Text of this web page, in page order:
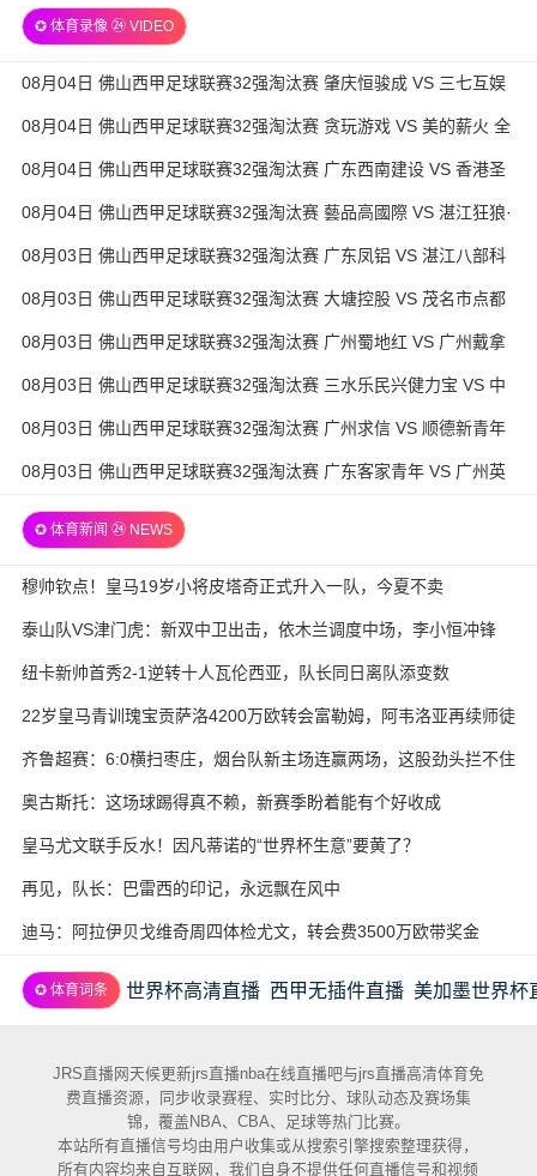
✪ 体育录像 ㉔ VIDEO
08月04日 佛山西甲足球联赛32强淘汰赛 肇庆恒骏成 VS 三七互娱
全场录像
08月04日 佛山西甲足球联赛32强淘汰赛 贪玩游戏 VS 美的薪火 全
场录像
08月04日 佛山西甲足球联赛32强淘汰赛 广东西南建设 VS 香港圣
徒 全场录像
08月04日 佛山西甲足球联赛32强淘汰赛 藝品高國際 VS 湛江狂狼·
粵辉能源 全场录像
08月03日 佛山西甲足球联赛32强淘汰赛 广东凤铝 VS 湛江八部科
技 全场录像
08月03日 佛山西甲足球联赛32强淘汰赛 大塘控股 VS 茂名市点都
得 全场录像
08月03日 佛山西甲足球联赛32强淘汰赛 广州蜀地红 VS 广州戴拿
模 全场录像
08月03日 佛山西甲足球联赛32强淘汰赛 三水乐民兴健力宝 VS 中
国澳门澳科精英 全场录像
08月03日 佛山西甲足球联赛32强淘汰赛 广州求信 VS 顺德新青年
全场录像
08月03日 佛山西甲足球联赛32强淘汰赛 广东客家青年 VS 广州英
✪ 体育新闻 ㉔ NEWS
穆帅钦点！皇马19岁小将皮塔奇正式升入一队，今夏不卖
泰山队VS津门虎：新双中卫出击，依木兰调度中场，李小恒冲锋
纽卡新帅首秀2-1逆转十人瓦伦西亚，队长同日离队添变数
22岁皇马青训瑰宝贡萨洛4200万欧转会富勒姆，阿韦洛亚再续师徒
缘
齐鲁超赛：6:0横扫枣庄，烟台队新主场连赢两场，这股劲头拦不住
奥古斯托：这场球踢得真不赖，新赛季盼着能有个好收成
皇马尤文联手反水！因凡蒂诺的“世界杯生意”要黄了？
再见，队长：巴雷西的印记，永远飘在风中
迪马：阿拉伊贝戈维奇周四体检尤文，转会费3500万欧带奖金
✪ 体育词条 世界杯高清直播 西甲无插件直播 美加墨世界杯
JRS直播网天候更新jrs直播nba在线直播吧与jrs直播高清体育免
费直播资源，同步收录赛程、实时比分、球队动态及赛场集
锦，覆盖NBA、CBA、足球等热门比赛。
本站所有直播信号均由用户收集或从搜索引擎搜索整理获得，
所有内容均来自互联网，我们自身不提供任何直播信号和视频